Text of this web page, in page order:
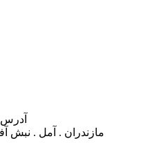
مازندران . آمل . نبش آفتاب 10 . ساختمان بهار